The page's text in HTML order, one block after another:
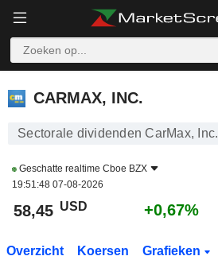
CARMAX, INC.
CARMAX, INC.
Sectorale dividenden CarMax, Inc.
Geschatte realtime Cboe BZX
19:51:48 07-08-2026
58,45 USD +0,67%
Overzicht Koersen Grafieken